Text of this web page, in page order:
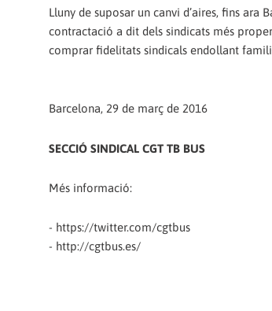
Lluny de suposar un canvi d’aires, fins
contractació a dit dels sindicats més
comprar fidelitats sindicals endollant
Barcelona, 29 de març de 2016
SECCIÓ SINDICAL CGT TB BUS
Més informació:
- https://twitter.com/cgtbus
- http://cgtbus.es/